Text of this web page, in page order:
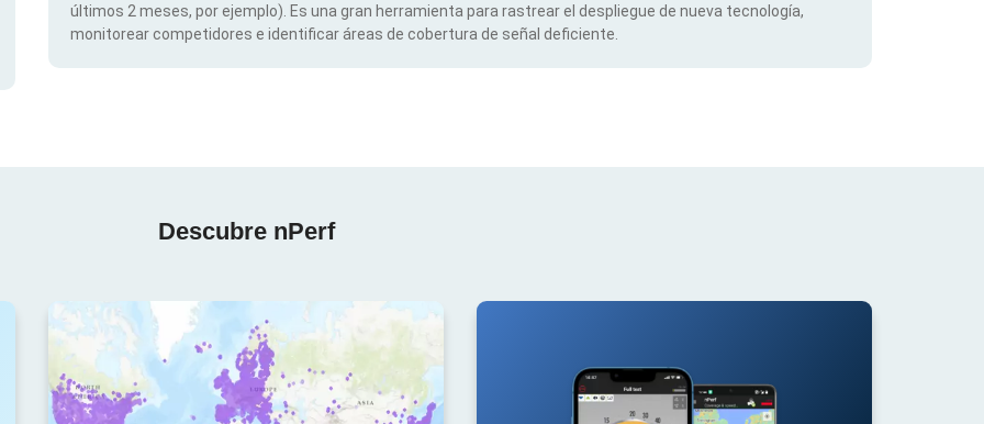
últimos 2 meses, por ejemplo). Es una gran herramienta para rastrear el despliegue de nueva tecnología,
monitorear competidores e identificar áreas de cobertura de señal deficiente.
Descubre nPerf